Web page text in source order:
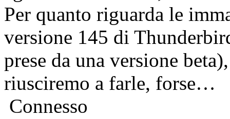
Per quanto riguarda le
versione 145 di
prese da una versione
riusciremo a farle, forse…
Connesso